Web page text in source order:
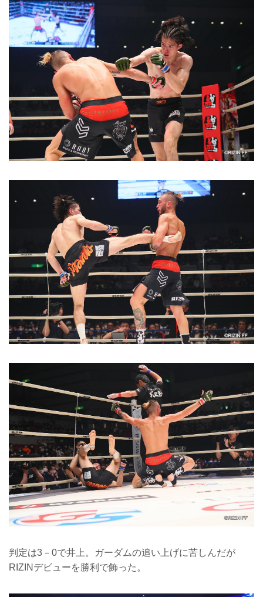
判定は3－0で井上。ガーダムの追い上げに苦しんだが
RIZINデビューを勝利で飾った。